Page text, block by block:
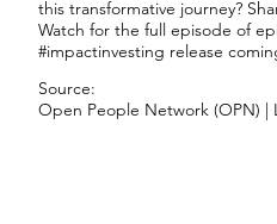
this transformative journey?
Watch for the full episode of
#impactinvesting release
Open People Network (OPN) |
Source: